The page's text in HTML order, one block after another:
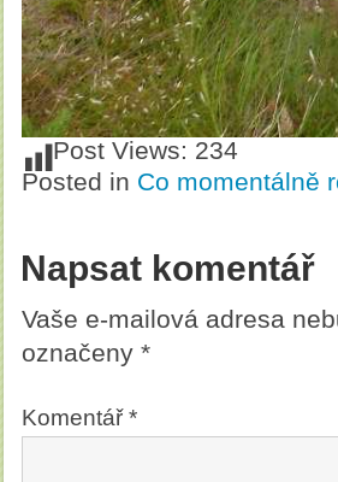
Post Views: 234
Posted in Co momentálně
Napsat komentář
Vaše e-mailová adresa
označeny *
Komentář*